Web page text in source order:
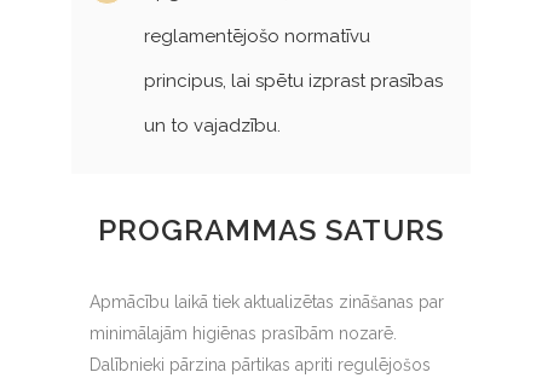
reglamentējošo normatīvu
principus, lai spētu izprast prasības
un to vajadzību.
PROGRAMMAS SATURS
Apmācību laikā tiek aktualizētas zināšanas par
minimālajām higiēnas prasībām nozarē.
Dalībnieki pārzina pārtikas apriti regulējošos